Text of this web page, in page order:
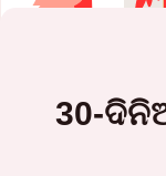
30-